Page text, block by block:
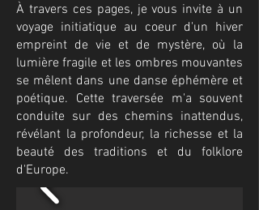
À travers ces pages, je vous invite à un
voyage initiatique au coeur d'un hiver
empreint de vie et de mystère, où la
lumière fragile et les ombres mouvantes
se mêlent dans une danse éphémère et
poétique. Cette traversée m'a souvent
conduite sur des chemins inattendus,
révélant la profondeur, la richesse et la
beauté des traditions et du folklore
d'Europe.